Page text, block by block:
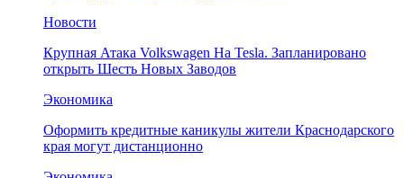
Новости
Крупная Атака Volkswagen На Tesla. Запланировано
открыть Шесть Новых Заводов
Экономика
Оформить кредитные каникулы жители Краснодарского
края могут дистанционно